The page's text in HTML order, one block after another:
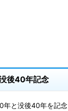
後40年記念
と没後40年を記